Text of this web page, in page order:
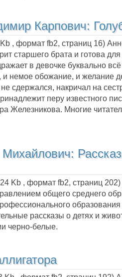
Карпович:
Kb , формат fb2, страниц 16)
старшего брата и готова для
в девочке буквально
немое обожание, и желание
сдержался, накричал на
перу известного
Железникова. Многие
Kb , формат fb2, страниц 202
общего среднего
рассказы о детях и
черно-белые.